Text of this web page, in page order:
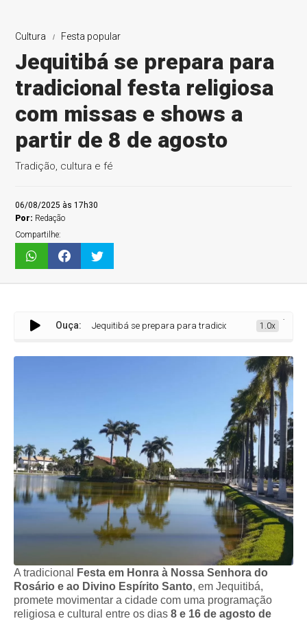
Cultura Festa popular
Jequitibá se prepara para
tradicional festa religiosa
com missas e shows a
partir de 8 de agosto
Tradição, cultura e fé
06/08/2025 às 17h30
Por: Redação
Compartilhe:
Ouça:
Jequitibá se prepara para tradicional festa religiosa com missas
1.0x
·
A tradicional
Festa em Honra à Nossa Senhora do
Rosário e ao Divino Espírito Santo, em Jequitibá,
promete movimentar a cidade com uma programação
religiosa e cultural entre os dias8 e 16 de agosto de